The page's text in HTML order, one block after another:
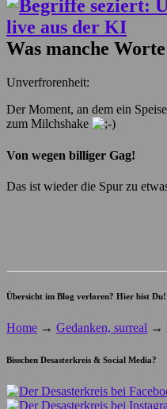
Was manche
Unverfrorenheit:
Der Moment, an dem ein
zum Milchshake
Von wegen billiger Gag!
Das ist wieder die Spur zu
Übersicht im Blog verloren? Hier bist Du!
Home → Gedanken, surreal →
Bisschen Desasterkreis & Social Media?